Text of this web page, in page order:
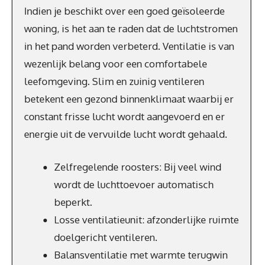
Indien je beschikt over een goed geïsoleerde
woning, is het aan te raden dat de luchtstromen
in het pand worden verbeterd. Ventilatie is van
wezenlijk belang voor een comfortabele
leefomgeving. Slim en zuinig ventileren
betekent een gezond binnenklimaat waarbij er
constant frisse lucht wordt aangevoerd en er
energie uit de vervuilde lucht wordt gehaald.
Zelfregelende roosters: Bij veel wind
wordt de luchttoevoer automatisch
beperkt.
Losse ventilatieunit: afzonderlijke ruimte
doelgericht ventileren.
Balansventilatie met warmte terugwin